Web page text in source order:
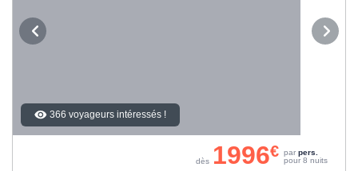
366 voyageurs intéressés !
dès 1996€ par pers.
pour 8 nuits